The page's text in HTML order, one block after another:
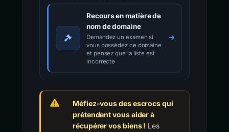
Recours en matière de
nom de domaine
Demandez un examen si
vous possédez ce domaine
et pensez que la liste est
incorrecte
Méfiez-vous des escrocs qui
prétendent vous aider à
récupérer vos biens ! Les